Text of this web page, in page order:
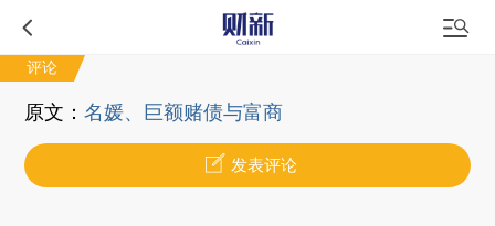
评论
原文：名媛、巨额赌债与富商
发表评论